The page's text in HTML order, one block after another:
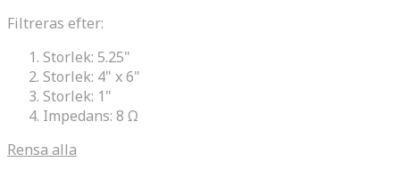
Filtreras efter:
Storlek: 5.25"
Storlek: 4" x 6"
Storlek: 1"
Impedans: 8 Ω
Rensa alla